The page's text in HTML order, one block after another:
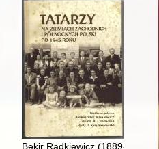
Polski - recenzja]
Bekir Radkiewicz (1889-1987)